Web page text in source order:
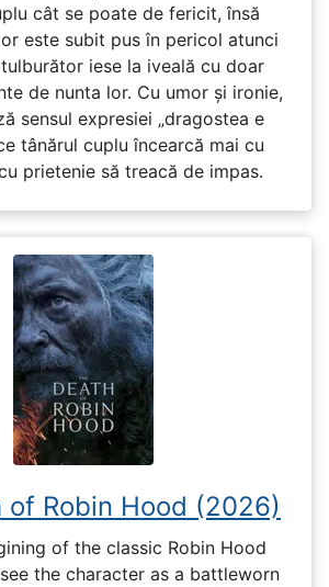
cât se poate de fericit, însă
este subit pus în pericol atunci
iese la iveală cu doar
de nunta lor. Cu umor și ironie,
sensul expresiei „dragostea e
tânărul cuplu încearcă mai cu
prietenie să treacă de impas.
of Robin Hood (2026)
of the classic Robin Hood
the character as a battleworn